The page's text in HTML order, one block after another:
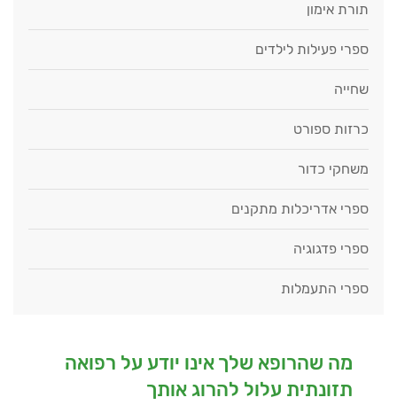
תורת אימון
ספרי פעילות לילדים
שחייה
כרזות ספורט
משחקי כדור
ספרי אדריכלות מתקנים
ספרי פדגוגיה
ספרי התעמלות
מה שהרופא שלך אינו יודע על רפואה
תזונתית עלול להרוג אותך